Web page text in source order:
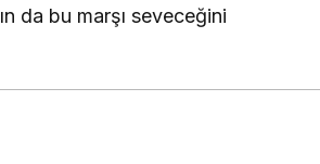
da bu marşı seveceğini